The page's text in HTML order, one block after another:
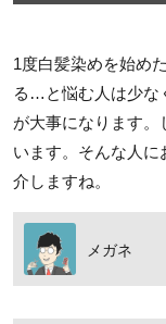
1度白髪染めを始め
る…と悩む人は少な
が大事になります
います。そんな人
介しますね。
メガネ